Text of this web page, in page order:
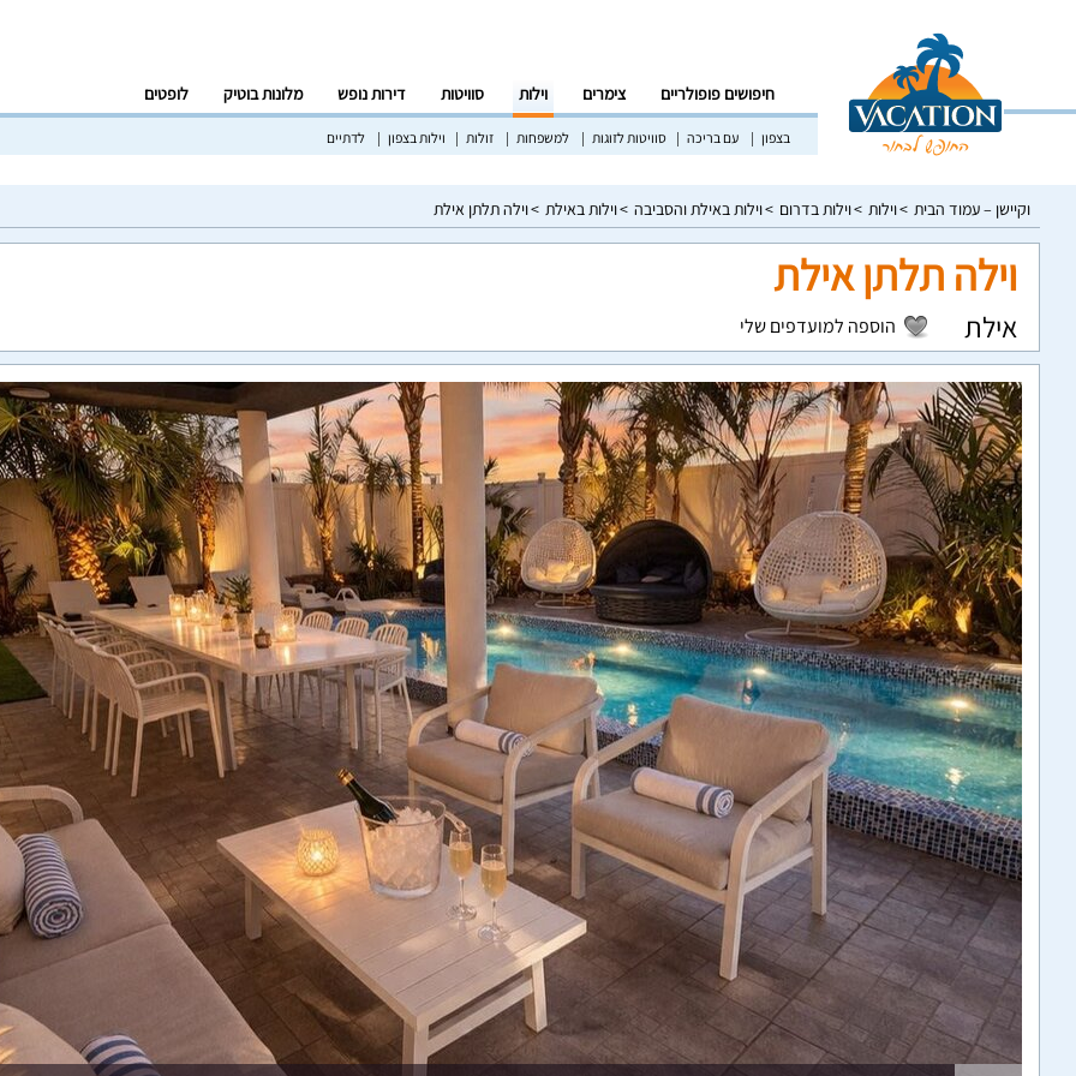
חיפושים פופולריים צימרים וילות סוויטות דירות נופש מלונות בוטיק לופטים
בצפון עם בריכה סוויטות לזוגות למשפחות זולות וילות בצפון לדתיים
וקיישן – עמוד הבית וילות וילות בדרום וילות באילת והסביבה וילות באילת וילה תלתן אילת
וילה תלתן אילת
אילת הוספה למועדפים שלי